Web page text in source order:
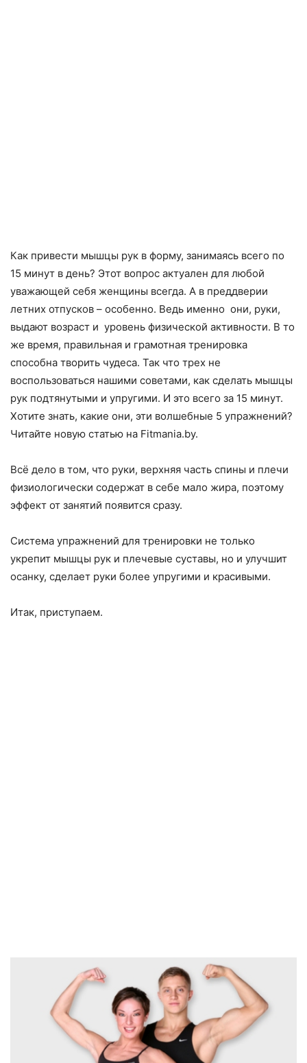
Как привести мышцы рук в форму, занимаясь всего по
15 минут в день? Этот вопрос актуален для любой
уважающей себя женщины всегда. А в преддверии
летних отпусков – особенно. Ведь именно они, руки,
выдают возраст и уровень физической активности. В то
же время, правильная и грамотная тренировка
способна творить чудеса. Так что трех не
воспользоваться нашими советами, как сделать мышцы
рук подтянутыми и упругими. И это всего за 15 минут.
Хотите знать, какие они, эти волшебные 5 упражнений?
Читайте новую статью на Fitmania.by.
Всё дело в том, что руки, верхняя часть спины и плечи
физиологически содержат в себе мало жира, поэтому
эффект от занятий появится сразу.
Система упражнений для тренировки не только
укрепит мышцы рук и плечевые суставы, но и улучшит
осанку, сделает руки более упругими и красивыми.
Итак, приступаем.